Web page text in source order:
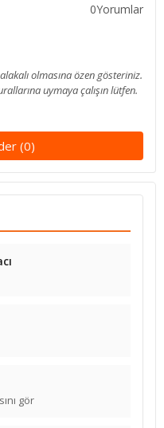
0Yorumlar
olmasına özen gösteriniz.
uymaya çalışın lütfen.
(0)
gör